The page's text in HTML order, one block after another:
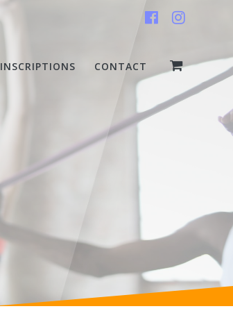
INSCRIPTIONS CONTACT